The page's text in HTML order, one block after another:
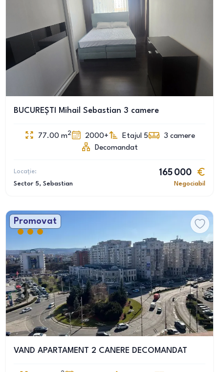
BUCUREȘTI Mihail Sebastian 3 camere
77.00 m2 2000+ Etajul 5 3 camere
Decomandat
Locație:
Sector 5, Sebastian
165 000
Negociabil
Promovat
VAND APARTAMENT 2 CANERE DECOMANDAT